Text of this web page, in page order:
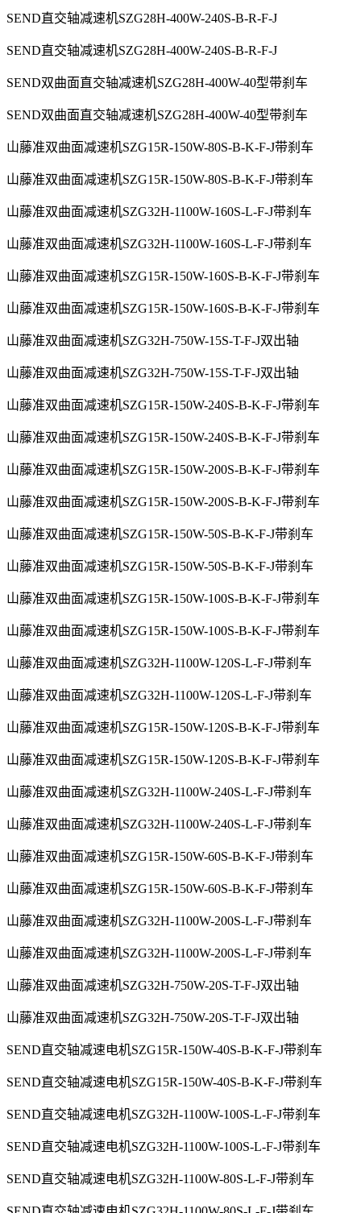
SEND直交轴减速机SZG28H-400W-240S-B-R-F-J
SEND直交轴减速机SZG28H-400W-240S-B-R-F-J
SEND双曲面直交轴减速机SZG28H-400W-40型带刹车
SEND双曲面直交轴减速机SZG28H-400W-40型带刹车
山藤准双曲面减速机SZG15R-150W-80S-B-K-F-J带刹车
山藤准双曲面减速机SZG15R-150W-80S-B-K-F-J带刹车
山藤准双曲面减速机SZG32H-1100W-160S-L-F-J带刹车
山藤准双曲面减速机SZG32H-1100W-160S-L-F-J带刹车
山藤准双曲面减速机SZG15R-150W-160S-B-K-F-J带刹车
山藤准双曲面减速机SZG15R-150W-160S-B-K-F-J带刹车
山藤准双曲面减速机SZG32H-750W-15S-T-F-J双出轴
山藤准双曲面减速机SZG32H-750W-15S-T-F-J双出轴
山藤准双曲面减速机SZG15R-150W-240S-B-K-F-J带刹车
山藤准双曲面减速机SZG15R-150W-240S-B-K-F-J带刹车
山藤准双曲面减速机SZG15R-150W-200S-B-K-F-J带刹车
山藤准双曲面减速机SZG15R-150W-200S-B-K-F-J带刹车
山藤准双曲面减速机SZG15R-150W-50S-B-K-F-J带刹车
山藤准双曲面减速机SZG15R-150W-50S-B-K-F-J带刹车
山藤准双曲面减速机SZG15R-150W-100S-B-K-F-J带刹车
山藤准双曲面减速机SZG15R-150W-100S-B-K-F-J带刹车
山藤准双曲面减速机SZG32H-1100W-120S-L-F-J带刹车
山藤准双曲面减速机SZG32H-1100W-120S-L-F-J带刹车
山藤准双曲面减速机SZG15R-150W-120S-B-K-F-J带刹车
山藤准双曲面减速机SZG15R-150W-120S-B-K-F-J带刹车
山藤准双曲面减速机SZG32H-1100W-240S-L-F-J带刹车
山藤准双曲面减速机SZG32H-1100W-240S-L-F-J带刹车
山藤准双曲面减速机SZG15R-150W-60S-B-K-F-J带刹车
山藤准双曲面减速机SZG15R-150W-60S-B-K-F-J带刹车
山藤准双曲面减速机SZG32H-1100W-200S-L-F-J带刹车
山藤准双曲面减速机SZG32H-1100W-200S-L-F-J带刹车
山藤准双曲面减速机SZG32H-750W-20S-T-F-J双出轴
山藤准双曲面减速机SZG32H-750W-20S-T-F-J双出轴
SEND直交轴减速电机SZG15R-150W-40S-B-K-F-J带刹车
SEND直交轴减速电机SZG15R-150W-40S-B-K-F-J带刹车
SEND直交轴减速电机SZG32H-1100W-100S-L-F-J带刹车
SEND直交轴减速电机SZG32H-1100W-100S-L-F-J带刹车
SEND直交轴减速电机SZG32H-1100W-80S-L-F-J带刹车